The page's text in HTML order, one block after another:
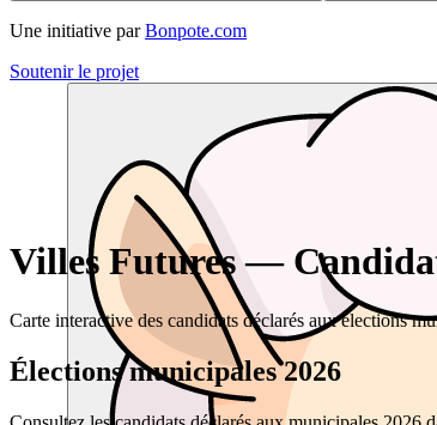
Une initiative par Bonpote.com
Soutenir le projet
Villes Futures —
Carte interactive des candidats déclarés aux élections
Élections municipales 2026